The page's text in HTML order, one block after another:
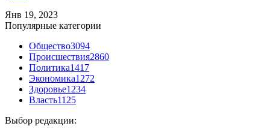
Янв 19, 2023
Популярные категории
Общество3094
Происшествия2860
Политика1417
Экономика1272
Здоровье1234
Власть1125
Выбор редакции: